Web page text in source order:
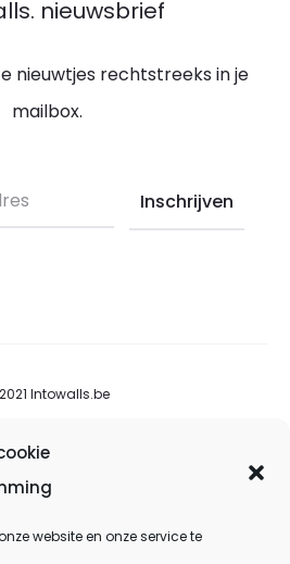
website en onze service te
nieuwsbrief
nieuwtjes rechtstreeks in je
mailbox.
Intowalls.be
Over into walls
ons
Voorwaarden